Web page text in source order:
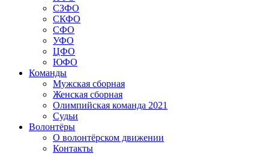
СЗФО
СКФО
СФО
УФО
ЦФО
ЮФО
Команды
Мужская сборная
Женская сборная
Олимпийская команда 2021
Судьи
Волонтёры
О волонтёрском движении
Контакты